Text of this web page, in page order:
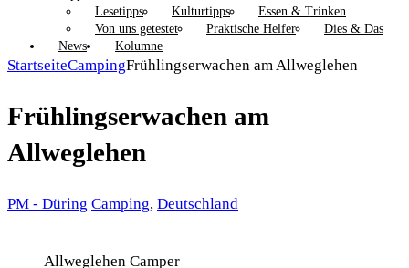
Lesetipps
Kulturtipps
Essen & Trinken
Von uns getestet
Praktische Helfer
Dies & Das
News
Kolumne
StartseiteCampingFrühlingserwachen am Allweglehen
Frühlingserwachen am
Allweglehen
PM - Düring Camping, Deutschland
Allweglehen Camper